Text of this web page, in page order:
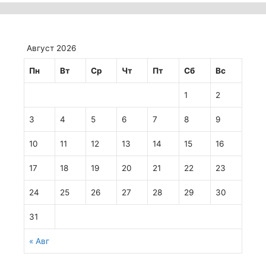
Август 2026
Пн Вт Ср Чт Пт Сб Вс
« Авг
1 2
3 4 5 6 7 8 9
10 11 12 13 14 15 16
17 18 19 20 21 22 23
24 25 26 27 28 29 30
31